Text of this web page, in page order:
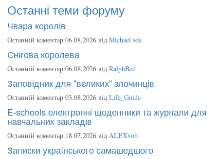
Останні теми форуму
Чвара королів
Останній коментар 06.08.2026 від Michael sek
Снігова королева
Останній коментар 06.08.2026 від RalphBed
Заповідник для "великих" злочинців
Останній коментар 03.08.2026 від Life_Guide
E-schools електронні щоденники та журнали для
навчальних закладів
Останній коментар 18.07.2026 від ALEXvob
Записки українського самашедшого